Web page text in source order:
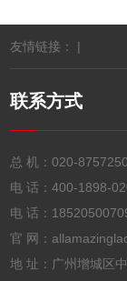
友情链接： |
联系方式
总 机：020-
电 话：400-1898-
电 话：
官 网：
地 址：广州增城区